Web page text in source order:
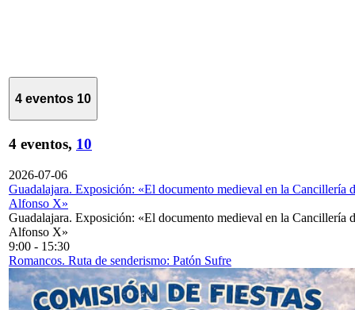
4 eventos 10
4 eventos, 10
2026-07-06
Guadalajara. Exposición: «El documento medieval en la Cancillería
Alfonso X»
Guadalajara. Exposición: «El documento medieval en la Cancillería
Alfonso X»
9:00 - 15:30
Romancos. Ruta de senderismo: Patón Sufre